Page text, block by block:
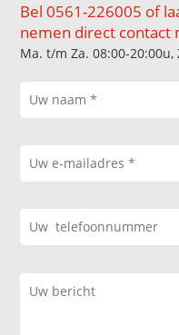
Bel 0561-226005 of
nemen direct contact
Ma. t/m Za. 08:00-